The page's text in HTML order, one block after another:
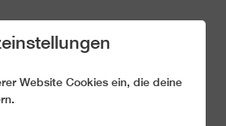
Website Cookies ein, die deine